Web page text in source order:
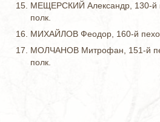
МЕЩЕРСКИЙ Александр, 130-й
полк.
МИХАЙЛОВ Феодор, 160-й
МОЛЧАНОВ Митрофан, 151-й
полк.